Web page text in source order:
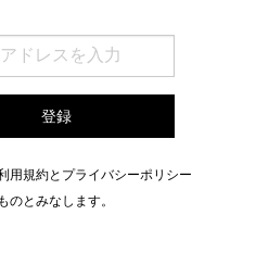
用規約と プライバシーポリシー
のとみなします。